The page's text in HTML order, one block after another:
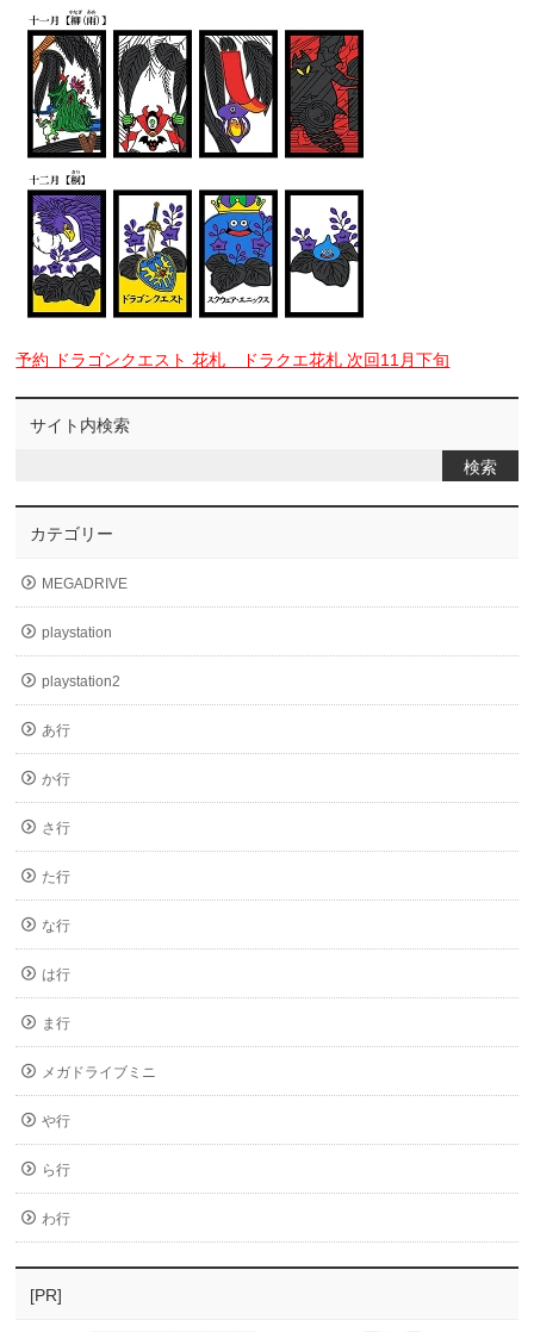
予約 ドラゴンクエスト 花札 ドラクエ花札 次回11月下旬
サイト内検索
カテゴリー
MEGADRIVE
playstation
playstation2
あ行
か行
さ行
た行
な行
は行
ま行
メガドライブミニ
や行
ら行
わ行
[PR]